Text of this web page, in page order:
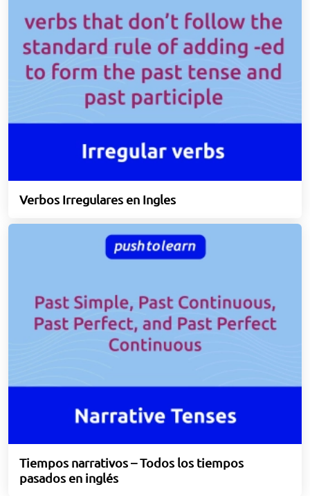
Verbos Irregulares en Ingles
Tiempos narrativos – Todos los tiempos
pasados en inglés